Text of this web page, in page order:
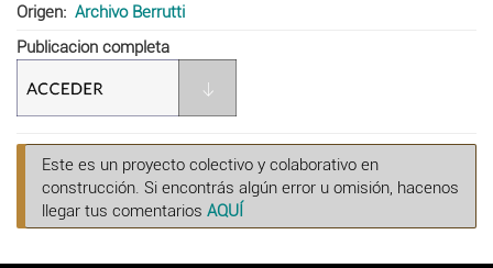
Origen
Archivo Berrutti
Publicacion completa
Este es un proyecto colectivo y colaborativo en
construcción. Si encontrás algún error u omisión, hacenos
llegar tus comentarios AQUÍ